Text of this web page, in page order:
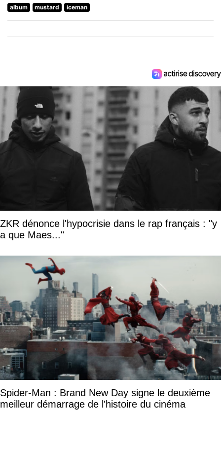
album
mustard iceman
ZKR dénonce l'hypocrisie dans le rap français : "y
a que Maes..."
Spider-Man : Brand New Day signe le deuxième
meilleur démarrage de l'histoire du cinéma